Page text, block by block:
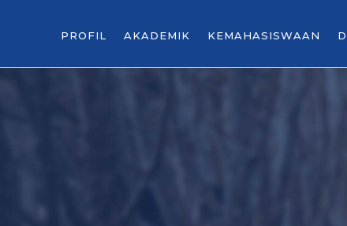
PROFIL AKADEMIK KEMAHASISWAAN